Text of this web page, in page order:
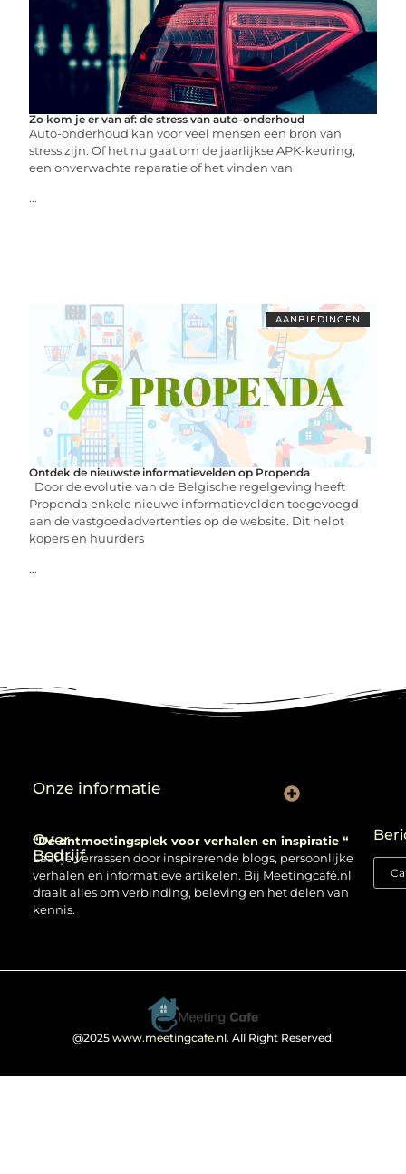
Zo kom je er van af: de stress van auto-onderhoud
Auto-onderhoud kan voor veel mensen een bron van
stress zijn. Of het nu gaat om de jaarlijkse APK-keuring,
een onverwachte reparatie of het vinden van
...
AANBIEDINGEN
Ontdek de nieuwste informatievelden op Propenda
Door de evolutie van de Belgische regelgeving heeft
Propenda enkele nieuwe informatievelden toegevoegd
aan de vastgoedadvertenties op de website. Dit helpt
kopers en huurders
...
Over
Bedrijf
“Dé ontmoetingsplek voor verhalen en inspiratie “
Laat je verrassen door inspirerende blogs, persoonlijke
verhalen en informatieve artikelen. Bij Meetingcafé.nl
draait alles om verbinding, beleving en het delen van
kennis.
Onze informatie
@2025 www.meetingcafe.nl. All Right Reserved.